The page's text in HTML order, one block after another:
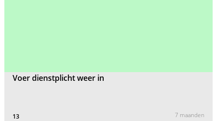
Voer dienstplicht weer in
13 7 maanden